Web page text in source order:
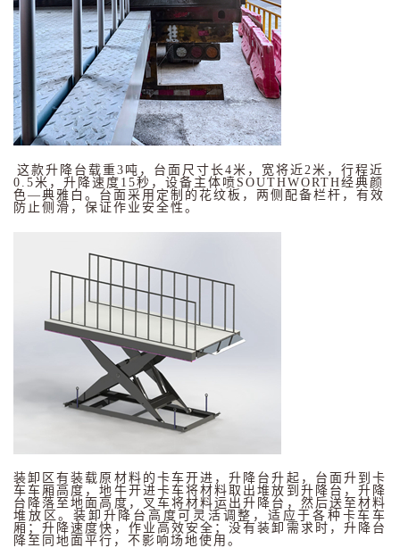
这款升降台载重3吨，台面尺寸长4米，宽将近2米，行程近
0.5米，升降速度15秒，设备主体喷SOUTHWORTH经典颜
色—典雅白。台面采用定制的花纹板，两侧配备栏杆，有效
防止侧滑，保证作业安全性。
装卸区有装载原材料的卡车开进，升降台升起，台面升到卡
车车厢高度，地牛开进卡车将材料取出堆放到升降台，升降
台降落至地面高度，叉车将材料运出升降台，然后送至材料
堆放区。装卸升降台高度可灵活调整，适应于各种卡车车
厢；升降速度快，作业高效安全；没有装卸需求时，升降台
降至同地面平行，不影响场地使用。